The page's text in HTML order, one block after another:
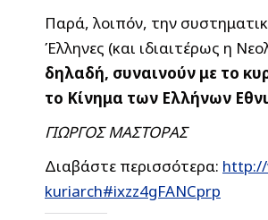
Παρά, λοιπόν, την
Έλληνες (και ιδιαιτέρως η
δηλαδή, συναινούν με το
το Κίνημα των Ελλήνων
ΓΙΩΡΓΟΣ ΜΑΣΤΟΡΑΣ
Διαβάστε περισσότερα:
kuriarch#ixzz4gFANCprp